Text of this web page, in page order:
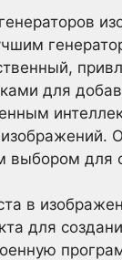
для
выбором для
в
для